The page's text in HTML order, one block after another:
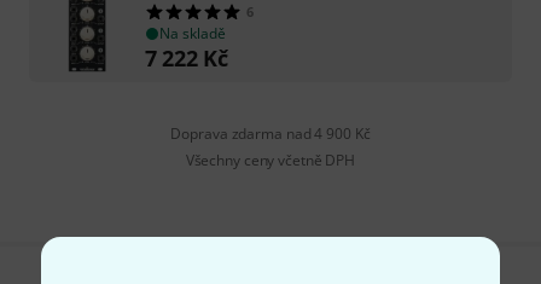
6
Na skladě
7 222 Kč
Doprava zdarma nad 4 900 Kč
Všechny ceny včetně DPH